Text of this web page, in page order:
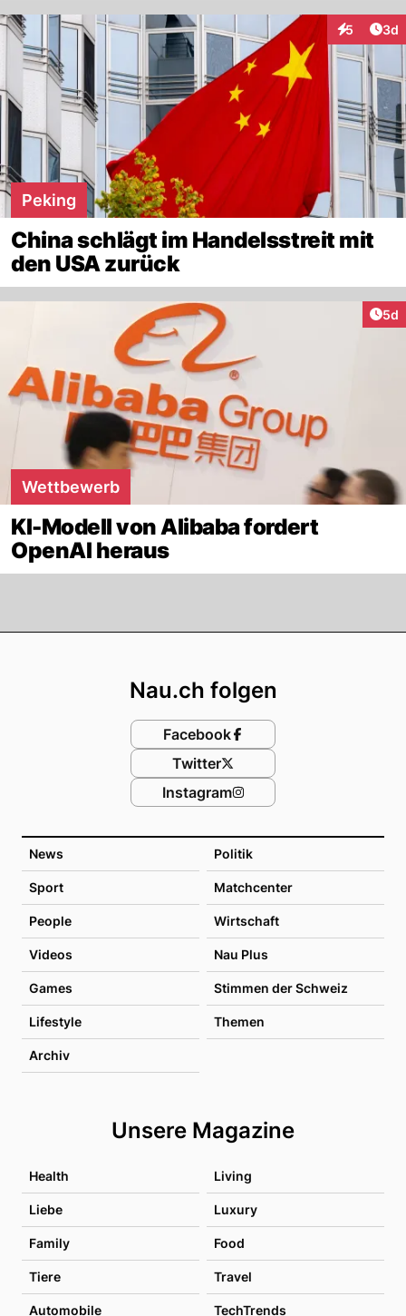
5 3d
Peking
China schlägt im Handelsstreit mit
den USA zurück
5d
Wettbewerb
KI-Modell von Alibaba fordert
OpenAI heraus
News Politik
Sport Matchcenter
People Wirtschaft
Videos Nau Plus
Games Stimmen der Schweiz
Lifestyle Themen
Archiv
Unsere Magazine
Health Living
Liebe Luxury
Family Food
Tiere Travel
Automobile TechTrends
Nau.ch folgen
Facebook
Twitter
Instagram